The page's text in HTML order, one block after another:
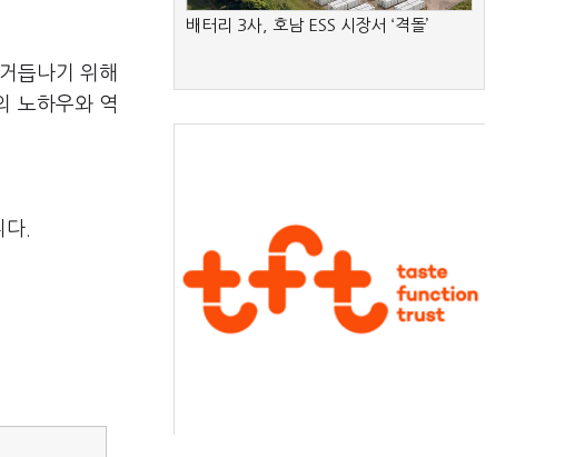
듭나기 위해
노하우와 역
.
배터리 3사, 호남 ESS 시장서 ‘격돌’